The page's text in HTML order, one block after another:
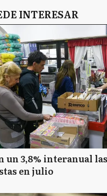
INTERESAR
un 3,8% interanual
en julio